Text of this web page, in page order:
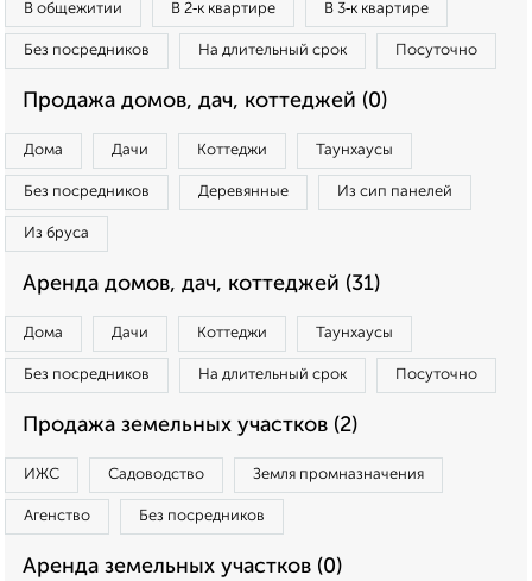
В общежитии В 2‑к квартире В 3‑к квартире
Без посредников На длительный срок Посуточно
Продажа домов, дач, коттеджей (0)
Дома Дачи Коттеджи Таунхаусы
Без посредников Деревянные Из сип панелей
Из бруса
Аренда домов, дач, коттеджей (31)
Дома Дачи Коттеджи Таунхаусы
Без посредников На длительный срок Посуточно
Продажа земельных участков (2)
ИЖС Садоводство Земля промназначения
Агенство Без посредников
Аренда земельных участков (0)